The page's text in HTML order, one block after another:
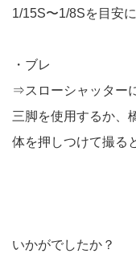
1/15S〜1/8Sを目安に
・ブレ
⇒スローシャッター
三脚を使用するか、
体を押しつけて撮る
いかがでしたか？